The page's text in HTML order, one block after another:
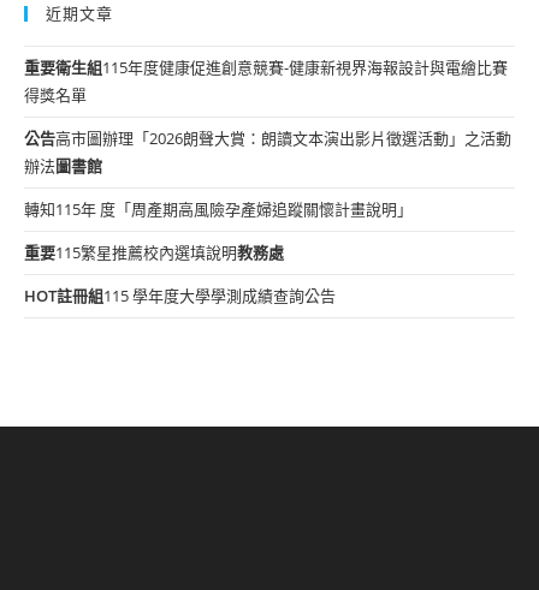
近期文章
重要衛生組115年度健康促進創意競賽-健康新視界海報設計與電繪比賽
得獎名單
公告高市圖辦理「2026朗聲大賞：朗讀文本演出影片徵選活動」之活動
辦法圖書館
轉知115年 度「周產期高風險孕產婦追蹤關懷計畫說明」
重要115繁星推薦校內選填說明教務處
HOT註冊組115 學年度大學學測成績查詢公告